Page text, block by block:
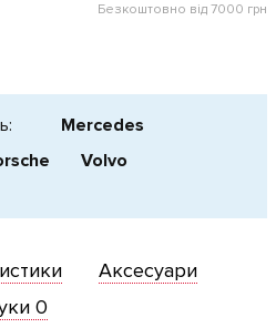
Безкоштовно від 7000 грн
Mercedes
Volvo
Аксесуари
0